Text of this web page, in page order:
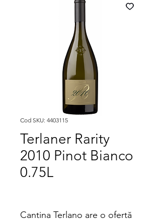
Cod SKU: 4403115
Terlaner Rarity
2010 Pinot Bianco
0.75L
Cantina Terlano are o ofertă